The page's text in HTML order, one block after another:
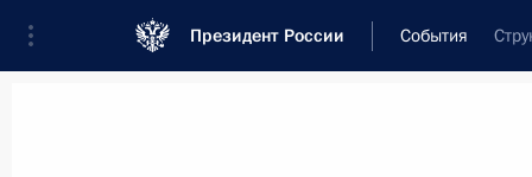
Президент России События